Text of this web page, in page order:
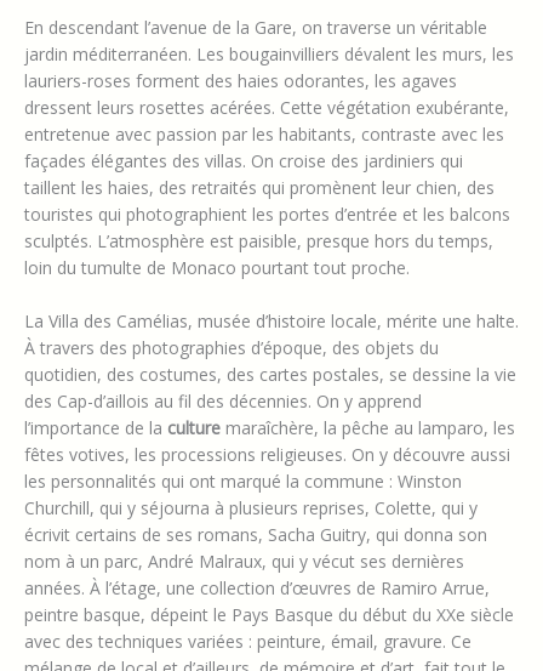
En descendant l’avenue de la Gare, on traverse un véritable
jardin méditerranéen. Les bougainvilliers dévalent les murs, les
lauriers-roses forment des haies odorantes, les agaves
dressent leurs rosettes acérées. Cette végétation exubérante,
entretenue avec passion par les habitants, contraste avec les
façades élégantes des villas. On croise des jardiniers qui
taillent les haies, des retraités qui promènent leur chien, des
touristes qui photographient les portes d’entrée et les balcons
sculptés. L’atmosphère est paisible, presque hors du temps,
loin du tumulte de Monaco pourtant tout proche.
La Villa des Camélias, musée d’histoire locale, mérite une halte.
À travers des photographies d’époque, des objets du
quotidien, des costumes, des cartes postales, se dessine la vie
des Cap-d’aillois au fil des décennies. On y apprend
l’importance de la culture maraîchère, la pêche au lamparo, les
fêtes votives, les processions religieuses. On y découvre aussi
les personnalités qui ont marqué la commune : Winston
Churchill, qui y séjourna à plusieurs reprises, Colette, qui y
écrivit certains de ses romans, Sacha Guitry, qui donna son
nom à un parc, André Malraux, qui y vécut ses dernières
années. À l’étage, une collection d’œuvres de Ramiro Arrue,
peintre basque, dépeint le Pays Basque du début du XXe siècle
avec des techniques variées : peinture, émail, gravure. Ce